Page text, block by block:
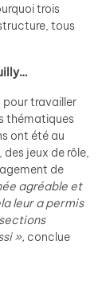
trois
tous
pour travailler
thématiques
ont été au
jeux de rôle,
de
agréable et
leur a permis
», conclue